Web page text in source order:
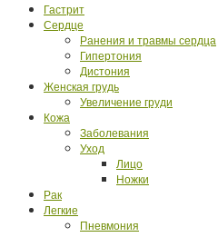
Гастрит
Сердце
Ранения и травмы сердца
Гипертония
Дистония
Женская грудь
Увеличение груди
Кожа
Заболевания
Уход
Лицо
Ножки
Рак
Легкие
Пневмония